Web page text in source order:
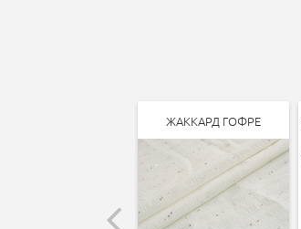
ЖАККАРД ГОФРЕ